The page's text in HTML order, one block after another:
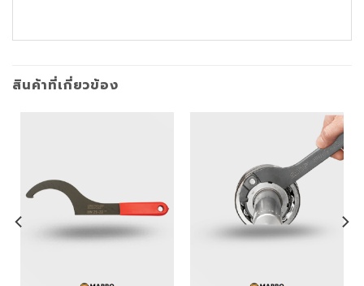
สินค้าที่เกี่ยวข้อง